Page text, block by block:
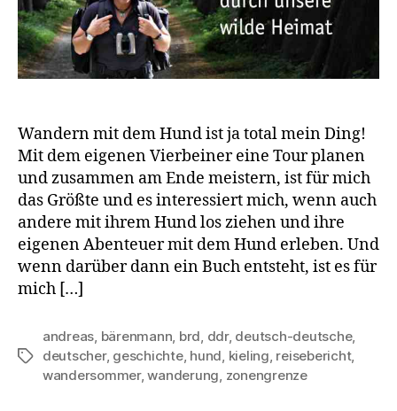
Wandern mit dem Hund ist ja total mein Ding!
Mit dem eigenen Vierbeiner eine Tour planen
und zusammen am Ende meistern, ist für mich
das Größte und es interessiert mich, wenn auch
andere mit ihrem Hund los ziehen und ihre
eigenen Abenteuer mit dem Hund erleben. Und
wenn darüber dann ein Buch entsteht, ist es für
mich […]
Schlagwörter
andreas bärenmann brd ddr, deutsch-deutsche,
deutscher, geschichte, hund kieling reisebericht,
wandersommer,wanderung zonengrenze